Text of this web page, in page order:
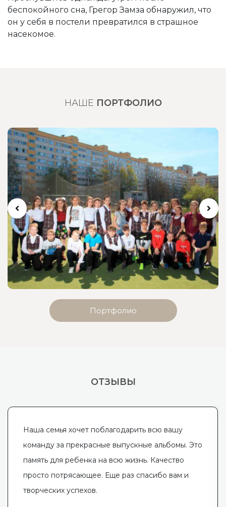
беспокойного сна, Грегор Замза обнаружил, что
он у себя в постели превратился в страшное
насекомое.
НАШЕ ПОРТФОЛИО
Портфолио
ОТЗЫВЫ
Наша семья хочет поблагодарить всю вашу
команду за прекрасные выпускные альбомы. Это
память для ребенка на всю жизнь. Качество
просто потрясающее. Еще раз спасибо вам и
творческих успехов.